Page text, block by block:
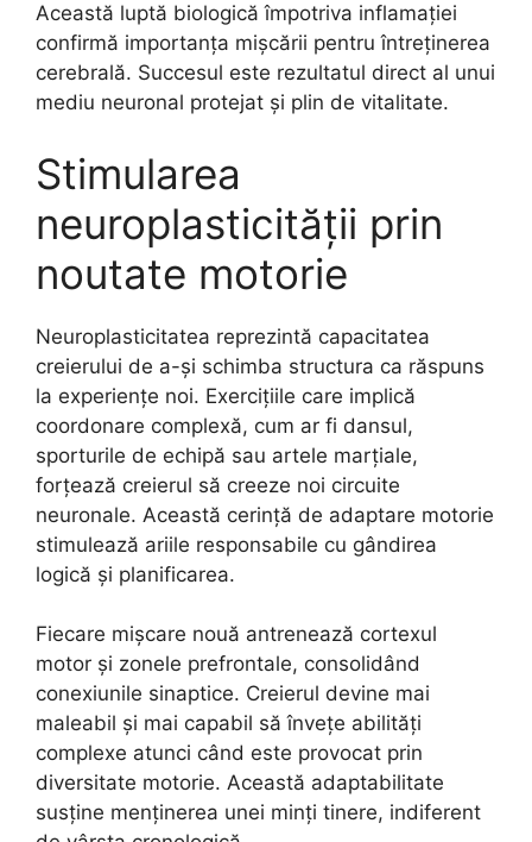
Această luptă biologică împotriva inflamației
confirmă importanța mișcării pentru întreținerea
cerebrală. Succesul este rezultatul direct al unui
mediu neuronal protejat și plin de vitalitate.
Stimularea
neuroplasticității prin
noutate motorie
Neuroplasticitatea reprezintă capacitatea
creierului de a-și schimba structura ca răspuns
la experiențe noi. Exercițiile care implică
coordonare complexă, cum ar fi dansul,
sporturile de echipă sau artele marțiale,
forțează creierul să creeze noi circuite
neuronale. Această cerință de adaptare motorie
stimulează ariile responsabile cu gândirea
logică și planificarea.
Fiecare mișcare nouă antrenează cortexul
motor și zonele prefrontale, consolidând
conexiunile sinaptice. Creierul devine mai
maleabil și mai capabil să învețe abilități
complexe atunci când este provocat prin
diversitate motorie. Această adaptabilitate
susține menținerea unei minți tinere, indiferent